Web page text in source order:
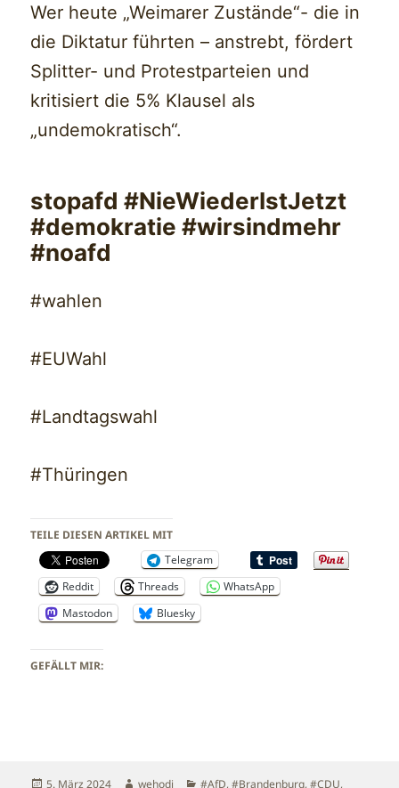
Wer heute „Weimarer Zustände“- die in
die Diktatur führten – anstrebt, fördert
Splitter- und Protestparteien und
kritisiert die 5% Klausel als
„undemokratisch“.
stopafd #NieWiederIstJetzt
#demokratie #wirsindmehr
#noafd
#wahlen
#EUWahl
#Landtagswahl
#Thüringen
TEILE DIESEN ARTIKEL MIT
Telegram
Reddit
Threads
WhatsApp
Mastodon
Bluesky
GEFÄLLT MIR:
Veröffentlicht
5. März 2024 Autor
wehodi Kategorien
#AfD,#Brandenburg,#CDU,